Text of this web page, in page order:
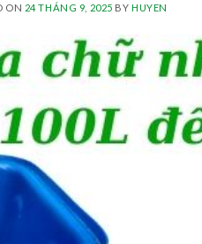
ON 24 THÁNG 9, 2025 BY HUYEN